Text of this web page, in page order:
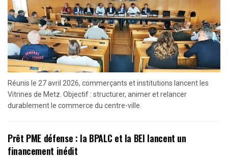
Réunis le 27 avril 2026, commerçants et institutions lancent les
Vitrines de Metz. Objectif : structurer, animer et relancer
durablement le commerce du centre-ville.
Prêt PME défense : la BPALC et la BEI lancent un
financement inédit